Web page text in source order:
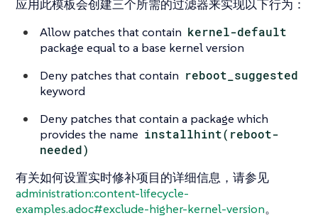
应用此模板会创建三个所需的过滤器来实现以下行为：
Allow patches that contain kernel-default
package equal to a base kernel version
Deny patches that contain reboot_suggested
keyword
Deny patches that contain a package which
provides the name installhint(reboot-
needed)
有关如何设置实时修补项目的详细信息，请参见
administration:content-lifecycle-
examples.adoc#exclude-higher-kernel-version。